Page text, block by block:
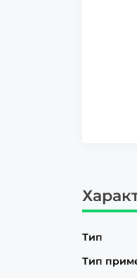
Тип
Тип